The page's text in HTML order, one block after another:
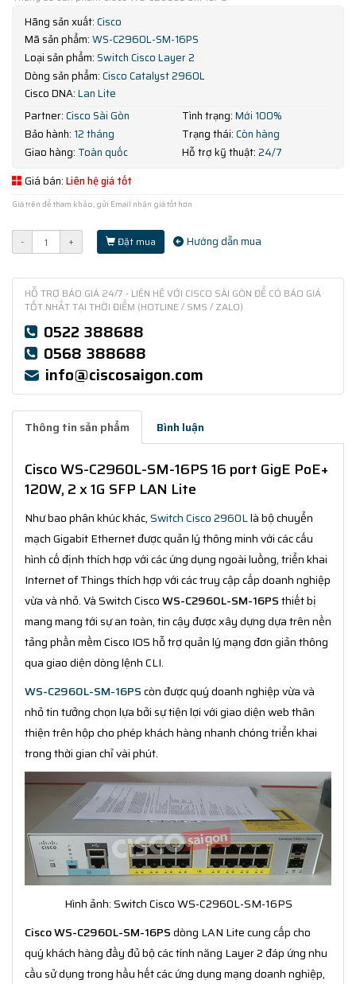
Hãng sản xuất:Cisco
Mã sản phẩm:WS-C2960L-SM-16PS
Loại sản phẩm: Switch Cisco Layer 2
Dòng sản phẩm:Cisco Catalyst 2960L
Cisco DNA:Lan Lite
Partner:Cisco Sài Gòn Tình trạng:Mới 100%
Bảo hành: 12 tháng Trạng thái:Còn hàng
Giao hàng: Toàn quốc Hỗ trợ kỹ thuật:24/7
Giá bán:Liên hệ giá tốt
Giá trên để tham khảo, gửi Email nhận giá tốt hơn
- + Đặt mua Hướng dẫn mua
HỖ TRỢ BÁO GIÁ 24/7 - LIÊN HỆ VỚI CISCO SÀI GÒN ĐỂ CÓ BÁO GIÁ
TỐT NHẤT TẠI THỜI ĐIỂM (HOTLINE / SMS / ZALO)
0522 388688
0568 388688
info@ciscosaigon.com
Thông tin sản phẩm Bình luận
Cisco WS-C2960L-SM-16PS 16 port GigE PoE+
120W, 2 x 1G SFP LAN Lite
Như bao phân khúc khác,Switch Cisco 2960Llà bộ chuyển
mạch Gigabit Ethernet được quản lý thông minh với các cấu
hình cố định thích hợp với các ứng dụng ngoài luồng, triển khai
Internet of Things thích hợp với các truy cập cấp doanh nghiệp
vừa và nhỏ. Và Switch CiscoWS-C2960L-SM-16PSthiết bị
mang mang tới sự an toàn, tin cậy được xây dựng dựa trên nền
tảng phần mềm Cisco IOS hỗ trợ quản lý mạng đơn giản thông
qua giao diện dòng lệnh CLI.
WS-C2960L-SM-16PScòn được quý doanh nghiệp vừa và
nhỏ tin tưởng chọn lựa bởi sự tiện lợi với giao diện web thân
thiện trên hộp cho phép khách hàng nhanh chóng triển khai
trong thời gian chỉ vài phút.
Hình ảnh: Switch Cisco WS-C2960L-SM-16PS
Cisco WS-C2960L-SM-16PSdòng LAN Lite cung cấp cho
quý khách hàng đầy đủ bộ các tính năng Layer 2 đáp ứng nhu
cầu sử dụng trong hầu hết các ứng dụng mạng doanh nghiệp,